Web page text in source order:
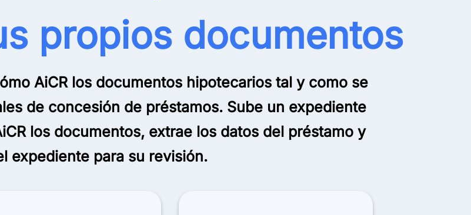
propios documentos
AiCR los documentos hipotecarios tal y como se
de concesión de préstamos. Sube un expediente
los documentos, extrae los datos del préstamo y
expediente para su revisión.